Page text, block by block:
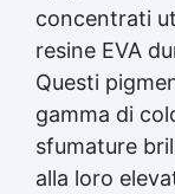
concentrati
resine EVA
Questi
gamma di
sfumature
alla loro